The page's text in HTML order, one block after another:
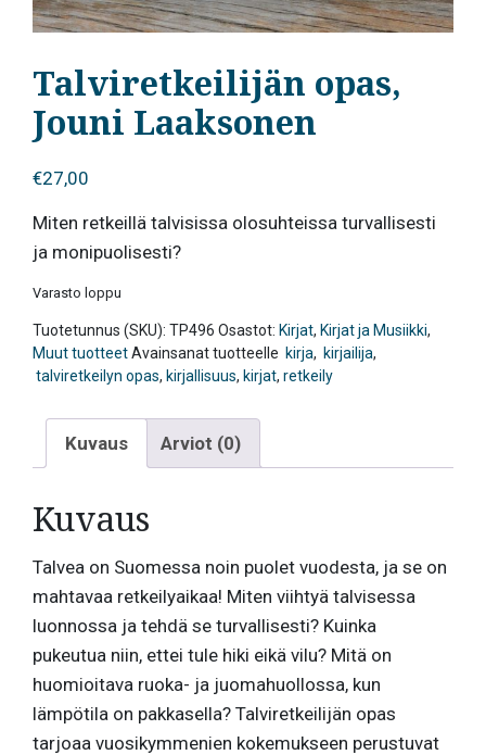
Talviretkeilijän opas,
Jouni Laaksonen
€27,00
Miten retkeillä talvisissa olosuhteissa turvallisesti
ja monipuolisesti?
Varasto loppu
Tuotetunnus (SKU): TP496 Osastot: Kirjat, Kirjat ja Musiikki,
Muut tuotteetAvainsanat tuotteelle kirja, kirjailija,
talviretkeilyn opas, kirjallisuus, kirjat, retkeily
Kuvaus Arviot (0)
Kuvaus
Talvea on Suomessa noin puolet vuodesta, ja se on
mahtavaa retkeilyaikaa! Miten viihtyä talvisessa
luonnossa ja tehdä se turvallisesti? Kuinka
pukeutua niin, ettei tule hiki eikä vilu? Mitä on
huomioitava ruoka- ja juomahuollossa, kun
lämpötila on pakkasella? Talviretkeilijän opas
tarjoaa vuosikymmenien kokemukseen perustuvat